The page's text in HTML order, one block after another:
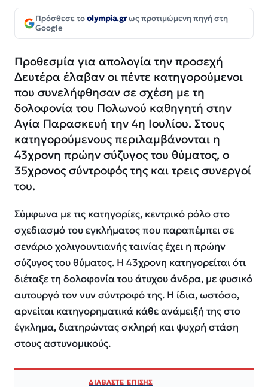
Πρόσθεσε τοolympia.grως προτιμώμενη πηγή στη
Google
Προθεσμία για απολογία την προσεχή
Δευτέρα έλαβαν οι πέντε κατηγορούμενοι
που συνελήφθησαν σε σχέση με τη
δολοφονία του Πολωνού καθηγητή στην
Αγία Παρασκευή την 4η Ιουλίου. Στους
κατηγορούμενους περιλαμβάνονται η
43χρονη πρώην σύζυγος του θύματος, ο
35χρονος σύντροφός της και τρεις συνεργοί
του.
Σύμφωνα με τις κατηγορίες, κεντρικό ρόλο στο
σχεδιασμό του εγκλήματος που παραπέμπει σε
σενάριο χολιγουντιανής ταινίας έχει η πρώην
σύζυγος του θύματος. Η 43χρονη κατηγορείται ότι
διέταξε τη δολοφονία του άτυχου άνδρα, με φυσικό
αυτουργό τον νυν σύντροφό της. Η ίδια, ωστόσο,
αρνείται κατηγορηματικά κάθε ανάμειξή της στο
έγκλημα, διατηρώντας σκληρή και ψυχρή στάση
στους αστυνομικούς.
ΔΙΑΒΑΣΤΕ ΕΠΙΣΗΣ